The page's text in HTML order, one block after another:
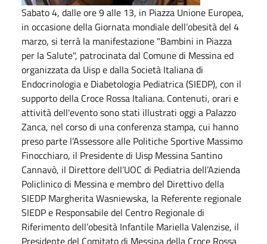
Sabato 4, dalle ore 9 alle 13, in Piazza Unione Europea,
in occasione della Giornata mondiale dell’obesità del 4
marzo, si terrà la manifestazione "Bambini in Piazza
per la Salute", patrocinata dal Comune di Messina ed
organizzata da Uisp e dalla Società Italiana di
Endocrinologia e Diabetologia Pediatrica (SIEDP), con il
supporto della Croce Rossa Italiana. Contenuti, orari e
attività dell'evento sono stati illustrati oggi a Palazzo
Zanca, nel corso di una conferenza stampa, cui hanno
preso parte l’Assessore alle Politiche Sportive Massimo
Finocchiaro, il Presidente di Uisp Messina Santino
Cannavò, il Direttore dell’UOC di Pediatria dell’Azienda
Policlinico di Messina e membro del Direttivo della
SIEDP Margherita Wasniewska, la Referente regionale
SIEDP e Responsabile del Centro Regionale di
Riferimento dell’obesità Infantile Mariella Valenzise, il
Presidente del Comitato di Messina della Croce Rossa